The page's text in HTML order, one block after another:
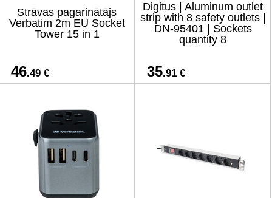
Strāvas pagarinātājs
Verbatim 2m EU Socket
Tower 15 in 1
46.49 €
Digitus | Aluminum outlet
strip with 8 safety outlets |
DN-95401 | Sockets
quantity 8
35.91 €